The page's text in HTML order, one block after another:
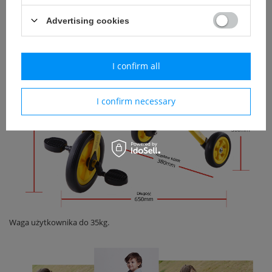
Wymiary po rozłożeniu: 65 x 38 x 45 cm
Waga użytkownika do 35kg.
Advertising cookies
I confirm necessary
I confirm all